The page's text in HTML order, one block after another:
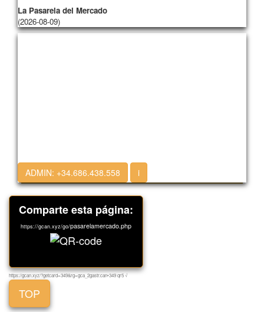
La Pasarela del Mercado
(2026-08-09)
ADMIN: +34.686.438.558 i
Comparte esta página:
https://gcan.xyz/go/pasarelamercado.php
https://gcan.xyz/?getcard=349&rg=gca_2gastr.can•349 qr5 √
TOP